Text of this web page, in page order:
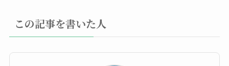
この記事を書いた人